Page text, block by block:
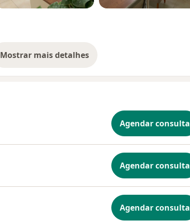
Mostrar mais detalhes
sobre a experiência
Agendar consulta
Agendar consulta
Agendar consulta